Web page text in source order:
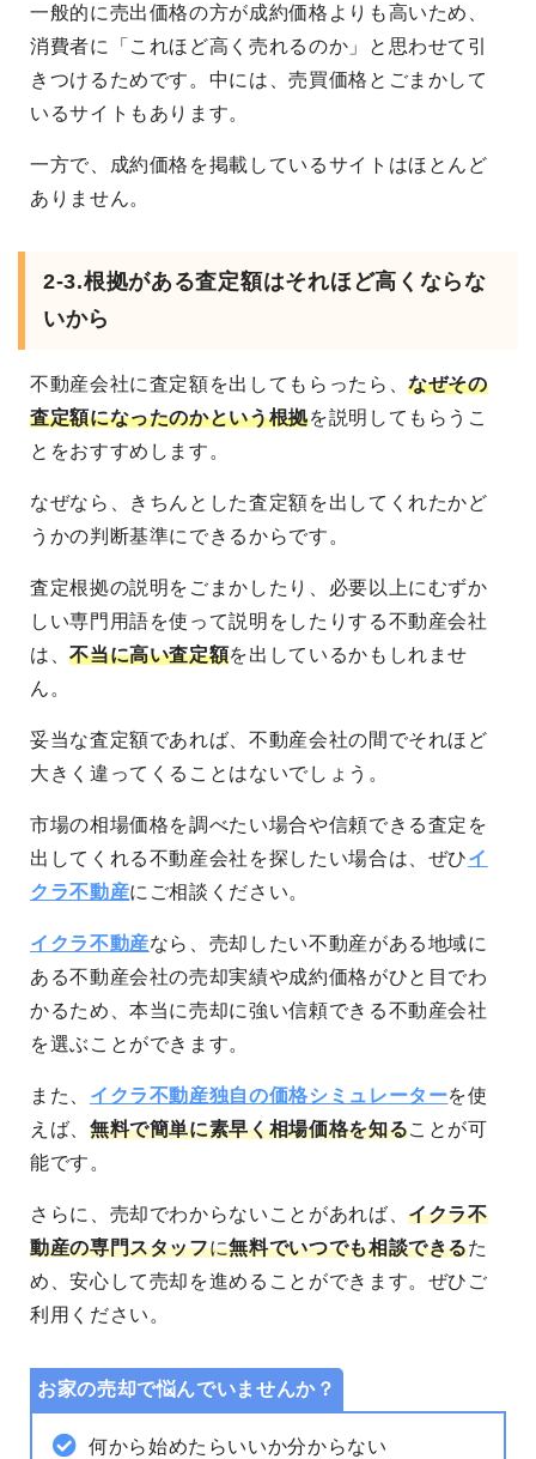
一般的に売出価格の方が成約価格よりも高いため、
消費者に「これほど高く売れるのか」と思わせて引
きつけるためです。中には、売買価格とごまかして
いるサイトもあります。
一方で、成約価格を掲載しているサイトはほとんど
ありません。
2-3.根拠がある査定額はそれほど高くならな
いから
不動産会社に査定額を出してもらったら、なぜその
査定額になったのかという根拠を説明してもらうこ
とをおすすめします。
なぜなら、きちんとした査定額を出してくれたかど
うかの判断基準にできるからです。
査定根拠の説明をごまかしたり、必要以上にむずか
しい専門用語を使って説明をしたりする不動産会社
は、不当に高い査定額を出しているかもしれませ
ん。
妥当な査定額であれば、不動産会社の間でそれほど
大きく違ってくることはないでしょう。
市場の相場価格を調べたい場合や信頼できる査定を
出してくれる不動産会社を探したい場合は、ぜひイ
クラ不動産にご相談ください。
イクラ不動産なら、売却したい不動産がある地域に
ある不動産会社の売却実績や成約価格がひと目でわ
かるため、本当に売却に強い信頼できる不動産会社
を選ぶことができます。
また、 イクラ不動産独自の価格シミュレーターを使
えば、 無料で簡単に素早く相場価格を知ることが可
能です。
さらに、売却でわからないことがあれば、イクラ不
動産の専門スタッフに無料でいつでも相談できるた
め、安心して売却を進めることができます。 ぜひご
利用ください。
お家の売却で悩んでいませんか？
何から始めたらいいか分からない